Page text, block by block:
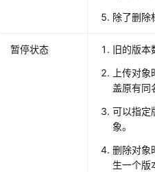
除了删除
暂停状态
旧的版本
上传对
盖原有同
可以指定
象。
删除对象
生一个版